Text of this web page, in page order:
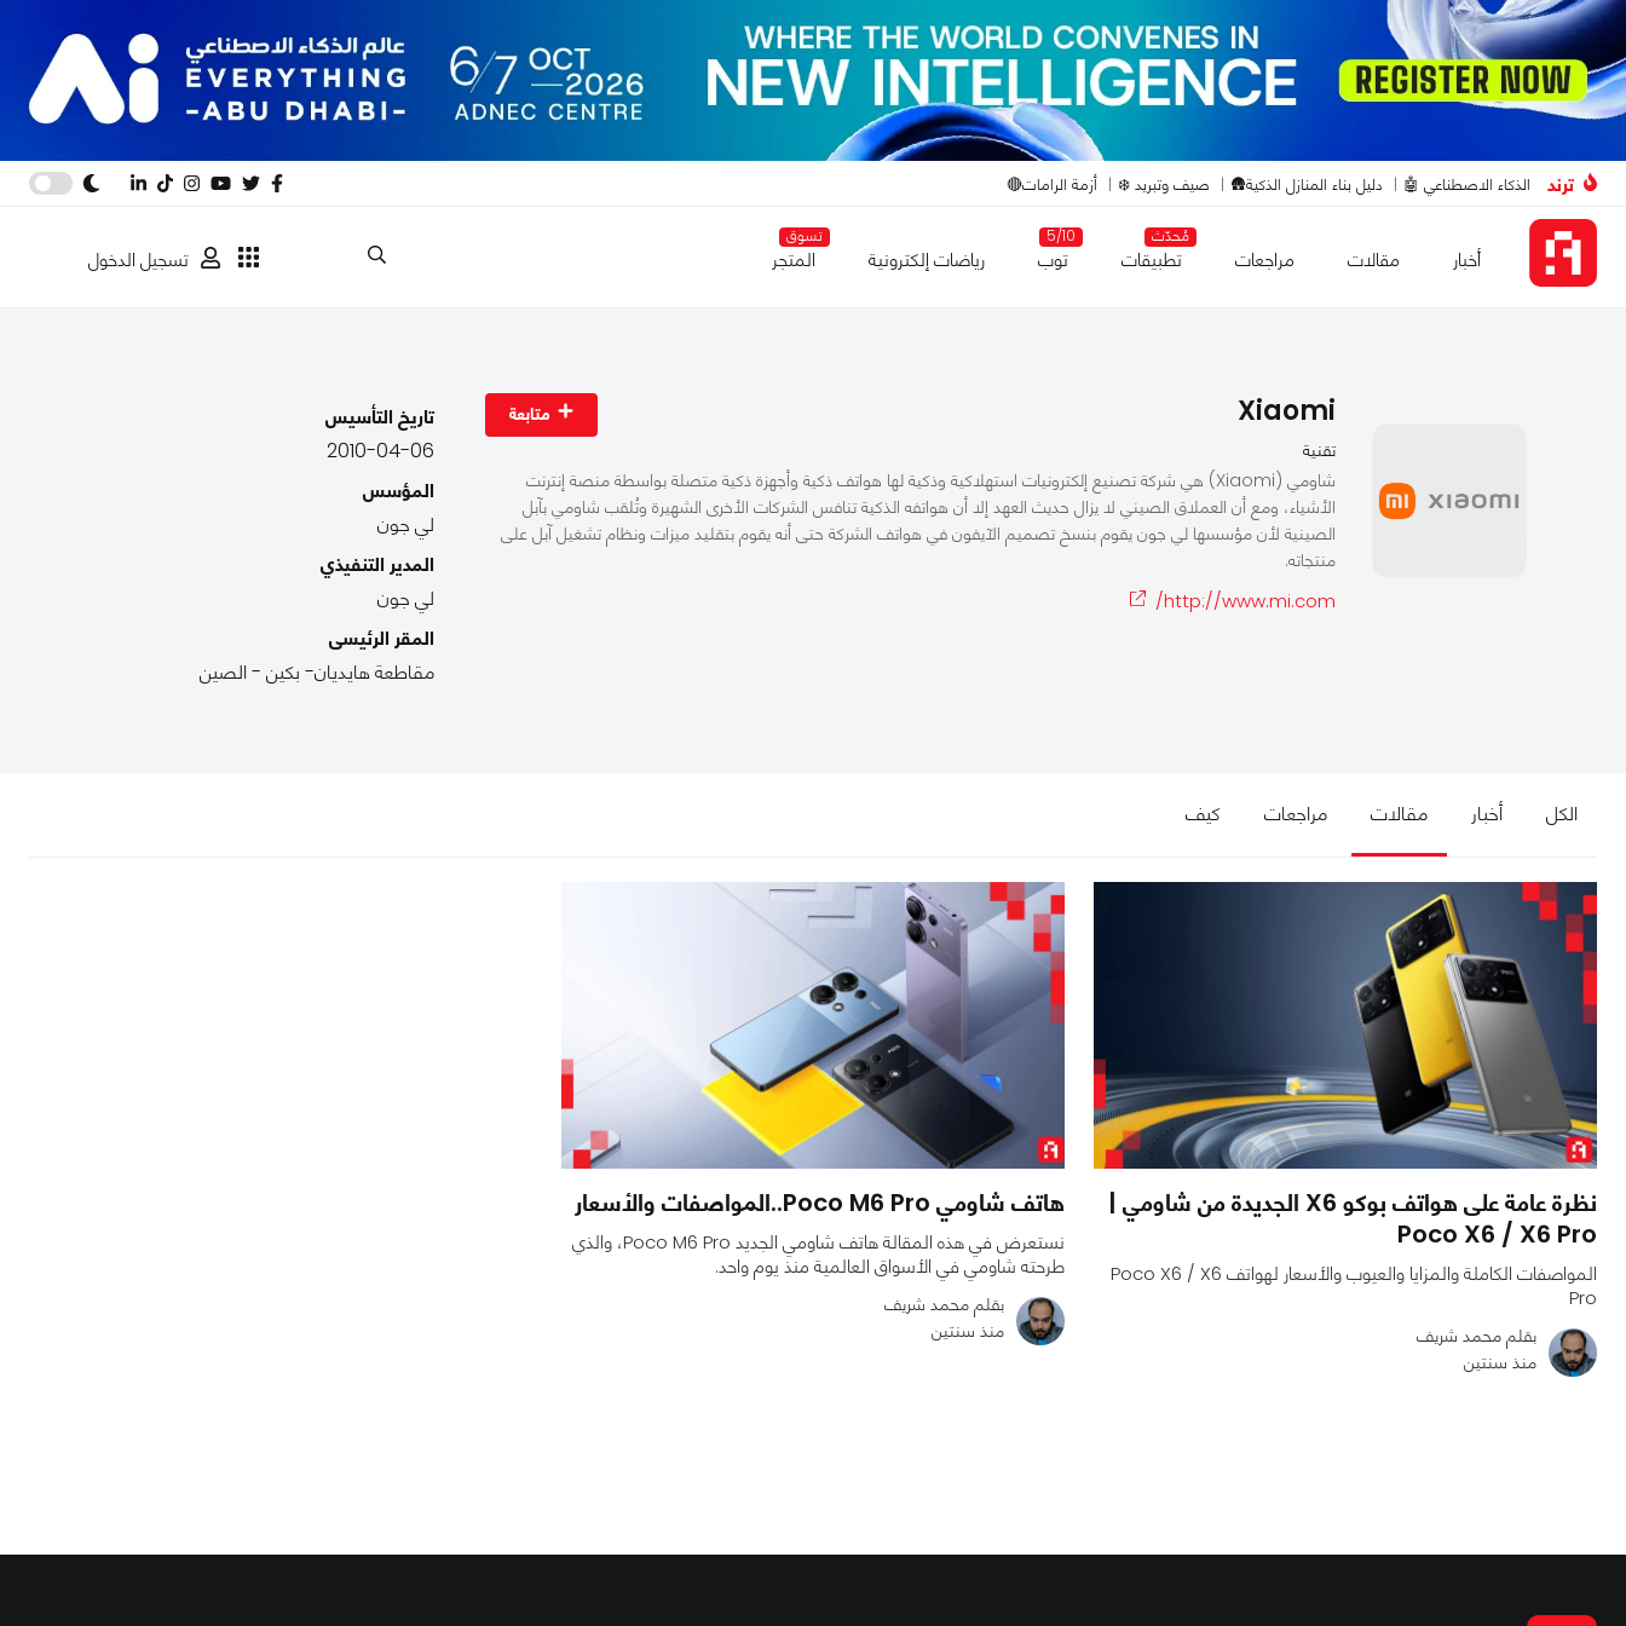
ترند الذكاء الاصطناعي 🤖 دليل بناء المنازل الذكية🛖 صيف وتبريد ❄️ أزمة الرامات🔴
أخبار مقالات مراجعات
مُحدّث
تطبيقات
5/10
توب رياضات إلكترونية
تسوق
المتجر تسجيل الدخول
Xiaomi
تقنية
متابعة
شاومي (Xiaomi) هي شركة تصنيع إلكترونيات استهلاكية وذكية لها هواتف ذكية وأجهزة ذكية متصلة بواسطة منصة إنترنت
الأشياء، ومع أن العملاق الصيني لا يزال حديث العهد إلا أن هواتفه الذكية تنافس الشركات الأخرى الشهيرة وتُلقب شاومي بآبل
الصينية لأن مؤسسها لي جون يقوم بنسخ تصميم الآيفون في هواتف الشركة حتى أنه يقوم بتقليد ميزات ونظام تشغيل آبل على
منتجاته.
http://www.mi.com/
تاريخ التأسيس
2010-04-06
المؤسس
لي جون
المدير التنفيذي
لي جون
المقر الرئيسى
مقاطعة هايديان- بكين - الصين
الكل أخبار مقالات مراجعات كيف
نظرة عامة على هواتف بوكو X6 الجديدة من شاومي |
Poco X6 / X6 Pro
المواصفات الكاملة والمزايا والعيوب والأسعار لهواتف Poco X6 / X6
Pro
بقلم محمد شريف
منذ سنتين
هاتف شاومي Poco M6 Pro..المواصفات والأسعار
نستعرض في هذه المقالة هاتف شاومي الجديد Poco M6 Pro، والذي
طرحته شاومي في الأسواق العالمية منذ يوم واحد.
بقلم محمد شريف
منذ سنتين